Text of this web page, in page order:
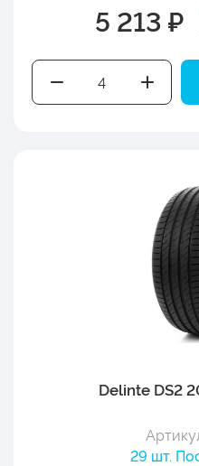
5 213 ₽
Delinte DS2
29 шт.